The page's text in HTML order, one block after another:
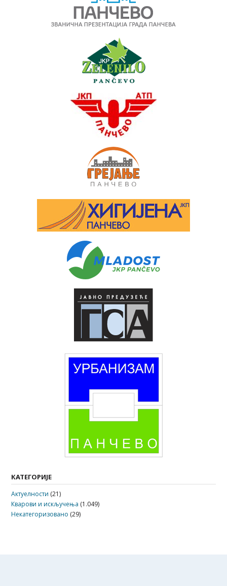
КАТЕГОРИЈЕ
Актуелности (21)
Кварови и искључења (1.049)
Некатегоризовано (29)